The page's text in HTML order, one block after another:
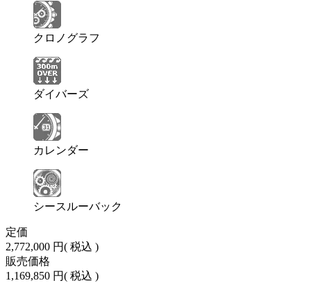
クロノグラフ
ダイバーズ
カレンダー
シースルーバック
定価
2,772,000 円( 税込 )
販売価格
1,169,850 円( 税込 )